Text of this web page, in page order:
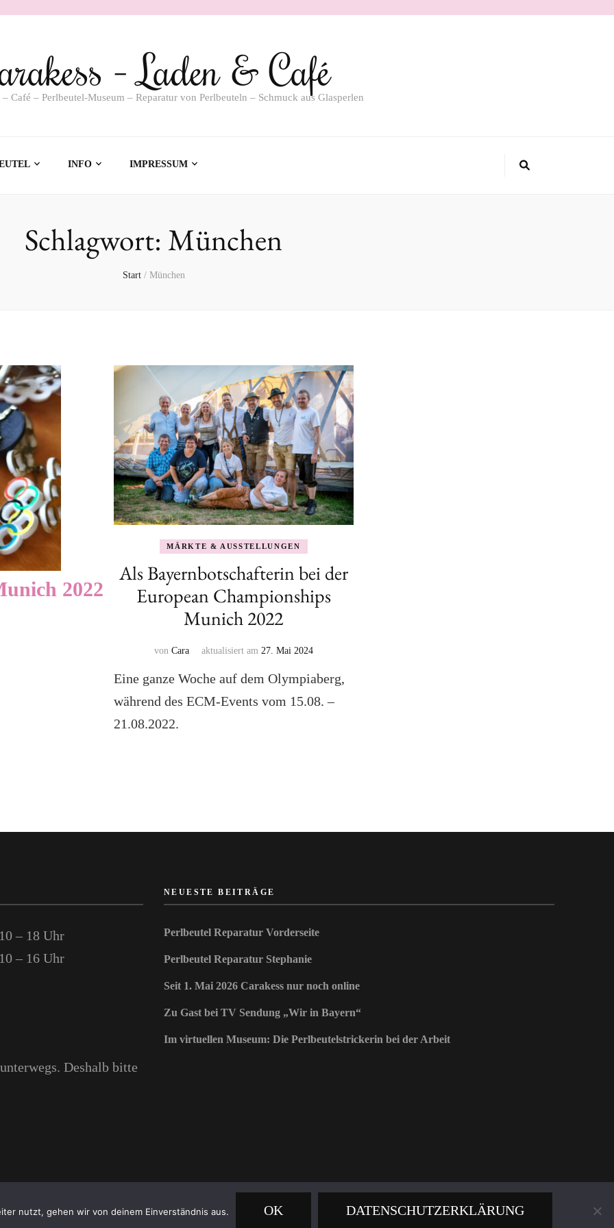
– Laden & Café
Café – Perlbeutel-Museum – Reparatur von Perlbeuteln – Schmuck aus Glasperlen
INFO IMPRESSUM
Schlagwort: München
Start / München
2022
MÄRKTE & AUSSTELLUNGEN
Als Bayernbotschafterin bei der
European Championships
Munich 2022
von Cara aktualisiert am 27. Mai 2024
Eine ganze Woche auf dem Olympiaberg,
während des ECM-Events vom 15.08. –
21.08.2022.
10 – 18 Uhr
10 – 16 Uhr
Deshalb bitte
NEUESTE BEITRÄGE
Perlbeutel Reparatur Vorderseite
Perlbeutel Reparatur Stephanie
Seit 1. Mai 2026 Carakess nur noch online
Zu Gast bei TV Sendung „Wir in Bayern“
Im virtuellen Museum: Die Perlbeutelstrickerin bei der Arbeit
& Café.Blossom Beauty | Entwickelt vonBlossom Themes . Präsentiert von WordPress. Datenschutz
nutzt, gehen wir von deinem Einverständnis aus. OK DATENSCHUTZERKLÄRUNG